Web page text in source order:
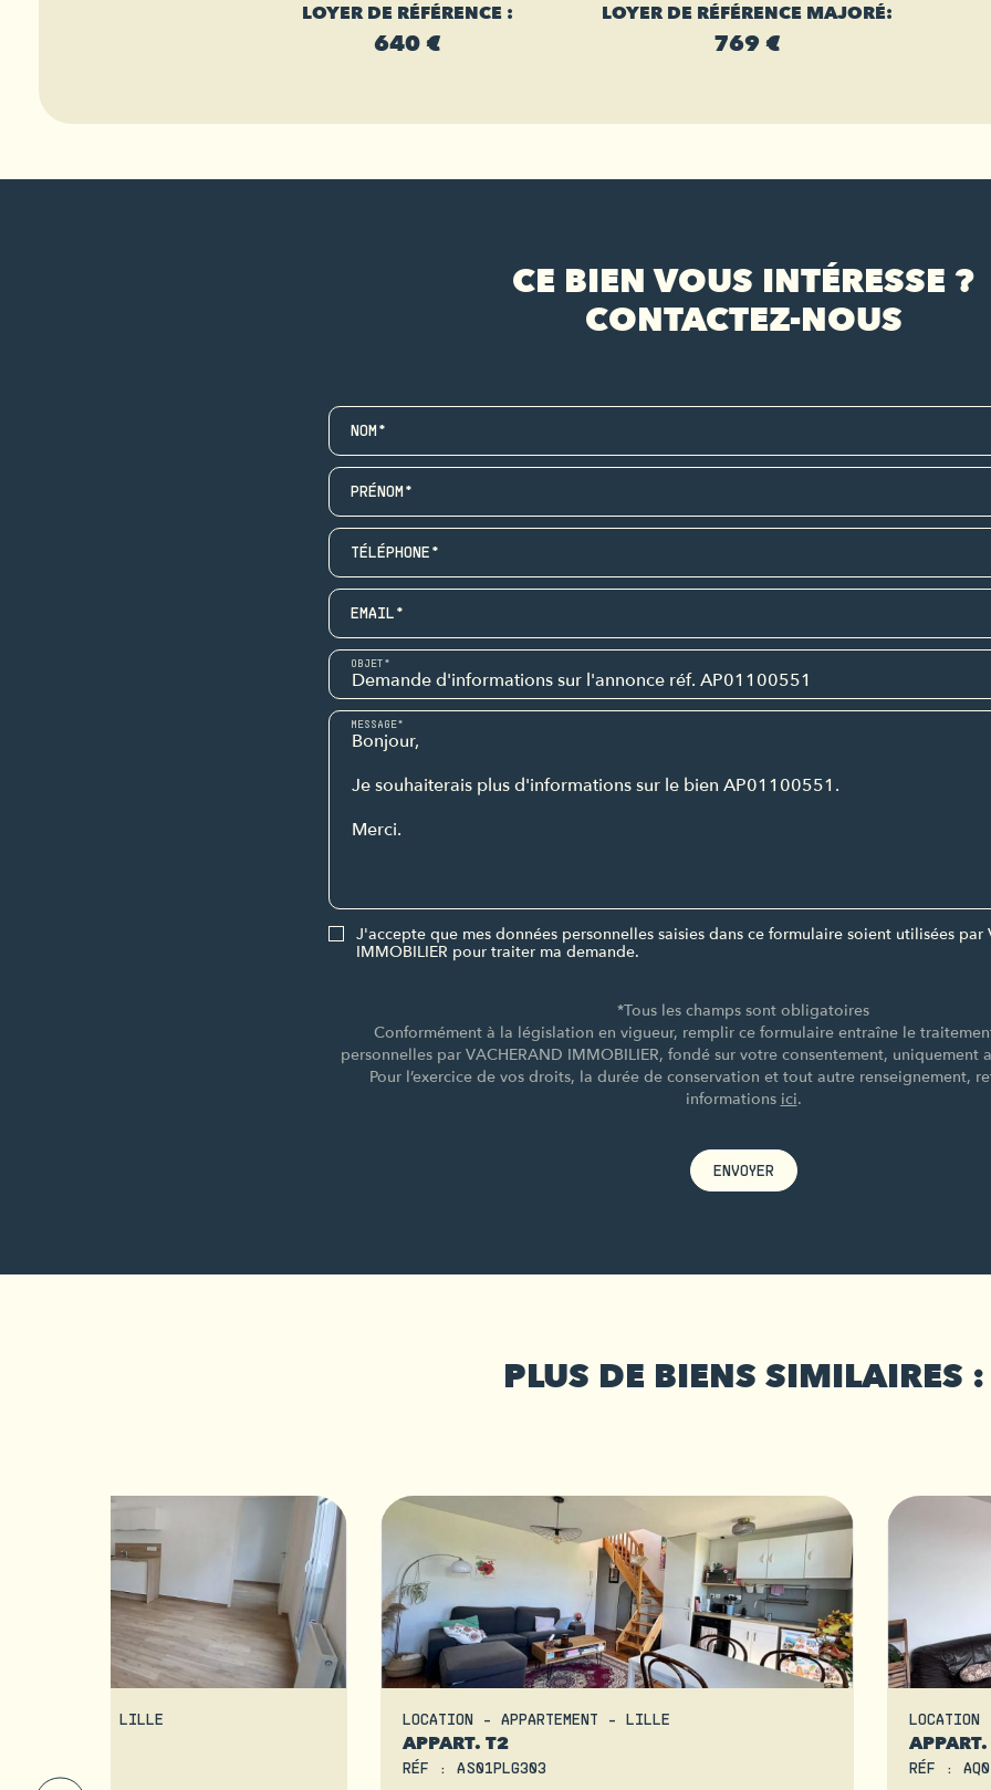
LOYER DE RÉFÉRENCE :
640 €
LOYER DE RÉFÉRENCE MAJORÉ:
769 €
CE BIEN VOUS INTÉRESSE ?
CONTACTEZ-NOUS
NOM*
PRÉNOM*
TÉLÉPHONE*
EMAIL*
OBJET*
MESSAGE*
J'accepte que mes données personnelles saisies dans ce formulaire soient utilisées par
IMMOBILIER pour traiter ma demande.
*Tous les champs sont obligatoires
Conformément à la législation en vigueur, remplir ce formulaire entraîne le
personnelles par VACHERAND IMMOBILIER, fondé sur votre consentement, uniquement
Pour l’exercice de vos droits, la durée de conservation et tout autre renseignement,
informations ici.
ENVOYER
PLUS DE BIENS SIMILAIRES :
- LILLE LOCATION - APPARTEMENT - LILLE
APPART. T2
RÉF : AS01PLG303 RÉF :